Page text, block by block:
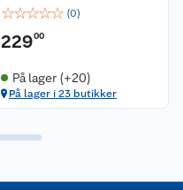
☆☆☆☆☆ (0)
22900
På lager (+20)
På lager i 23 butikker